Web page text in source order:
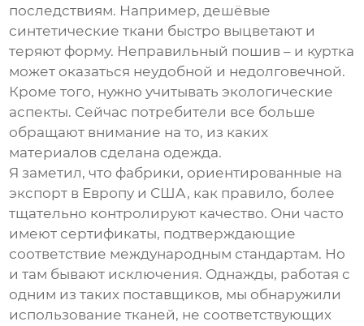
последствиям. Например, дешёвые
синтетические ткани быстро выцветают и
теряют форму. Неправильный пошив – и куртка
может оказаться неудобной и недолговечной.
Кроме того, нужно учитывать экологические
аспекты. Сейчас потребители все больше
обращают внимание на то, из каких
материалов сделана одежда.
Я заметил, что фабрики, ориентированные на
экспорт в Европу и США, как правило, более
тщательно контролируют качество. Они часто
имеют сертификаты, подтверждающие
соответствие международным стандартам. Но
и там бывают исключения. Однажды, работая с
одним из таких поставщиков, мы обнаружили
использование тканей, не соответствующих